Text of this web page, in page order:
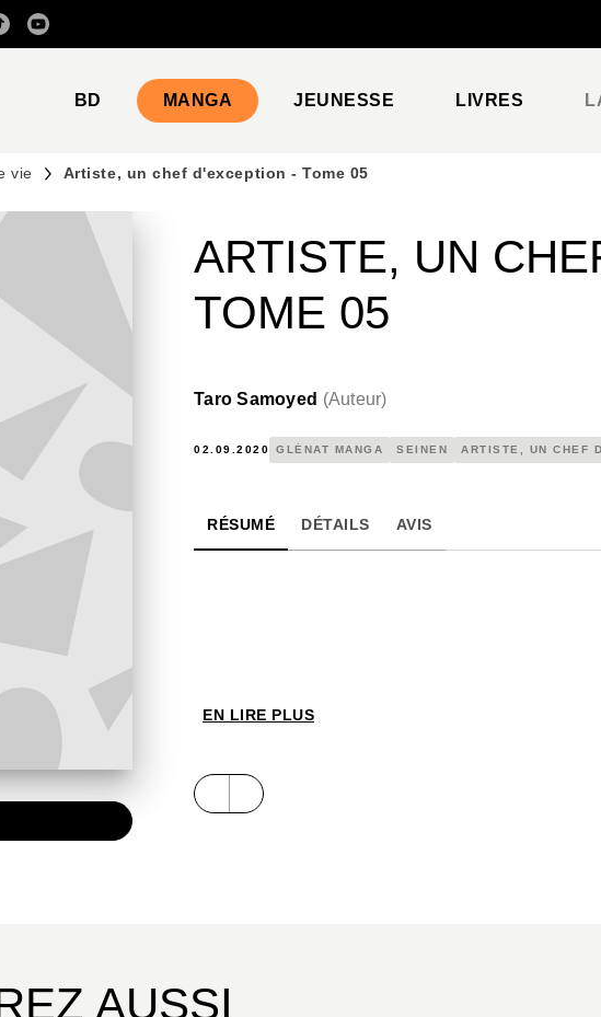
CONTENU
BD MANGA JEUNESSE LIVRES
vie Artiste, un chef d'exception - Tome 05
ARTISTE, UN
TOME 05
Taro Samoyed (Auteur)
02.09.2020 GLÉNAT MANGA SEINEN ARTISTE, UN CHEF
RÉSUMÉ DÉTAILS AVIS
EN LIRE PLUS
AUSSI